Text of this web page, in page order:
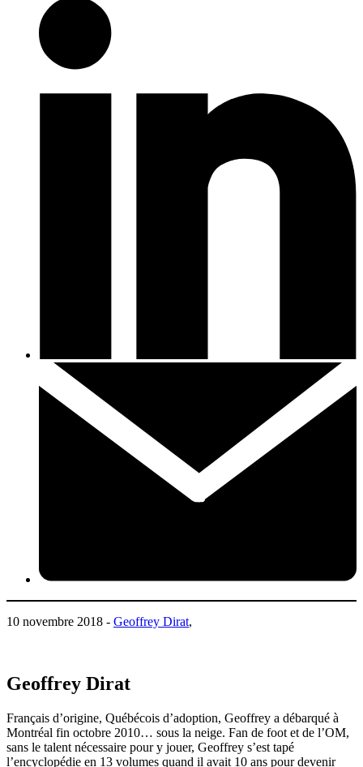
10 novembre 2018 - Geoffrey Dirat,
Geoffrey Dirat
Français d’origine, Québécois d’adoption, Geoffrey a débarqué à
Montréal fin octobre 2010… sous la neige. Fan de foot et de l’OM,
sans le talent nécessaire pour y jouer, Geoffrey s’est tapé
l’encyclopédie en 13 volumes quand il avait 10 ans pour devenir